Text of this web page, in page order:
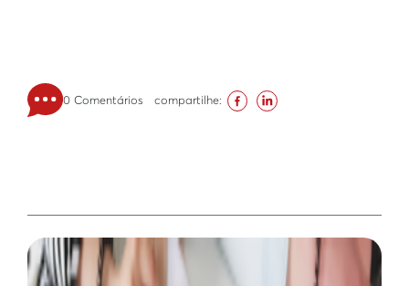
0 Comentários compartilhe: